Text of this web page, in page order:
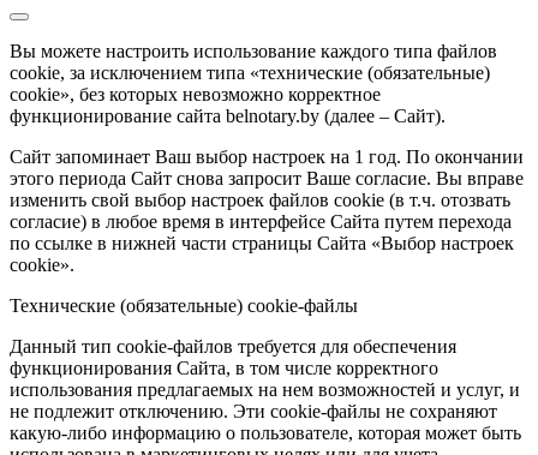
Вы можете настроить использование каждого типа файлов
cookie, за исключением типа «технические (обязательные)
cookie», без которых невозможно корректное
функционирование сайта belnotary.by (далее – Сайт).
Сайт запоминает Ваш выбор настроек на 1 год. По окончании
этого периода Сайт снова запросит Ваше согласие. Вы вправе
изменить свой выбор настроек файлов cookie (в т.ч. отозвать
согласие) в любое время в интерфейсе Сайта путем перехода
по ссылке в нижней части страницы Сайта «Выбор настроек
cookie».
Технические (обязательные) cookie-файлы
Данный тип cookie-файлов требуется для обеспечения
функционирования Сайта, в том числе корректного
использования предлагаемых на нем возможностей и услуг, и
не подлежит отключению. Эти cookie-файлы не сохраняют
какую-либо информацию о пользователе, которая может быть